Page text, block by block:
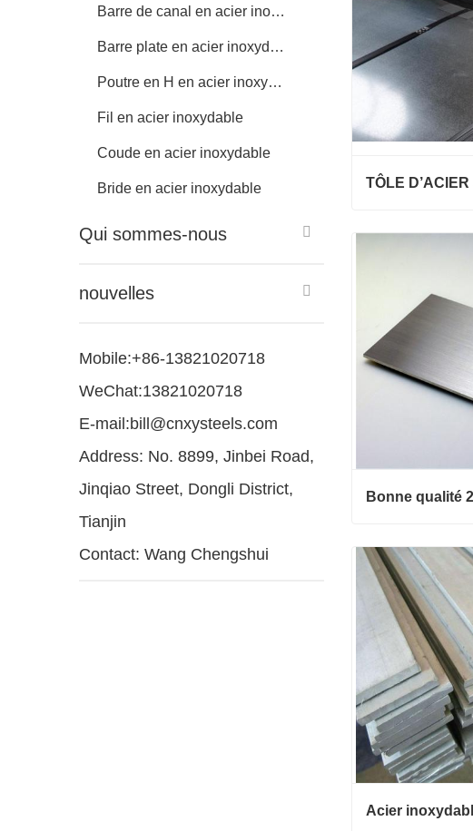
Barre de canal en acier inoxydable
Barre plate en acier inoxydable
Poutre en H en acier inoxydable
Fil en acier inoxydable
Coude en acier inoxydable
Bride en acier inoxydable
Qui sommes-nous
nouvelles
Mobile:+86-13821020718
WeChat:13821020718
E-mail:bill@cnxysteels.com
Address: No. 8899, Jinbei Road,
Jinqiao Street, Dongli District,
Tianjin
Contact: Wang Chengshui
TÔLE
Contact
Bonne qualité
ant de plaques
e en Chine
Contact